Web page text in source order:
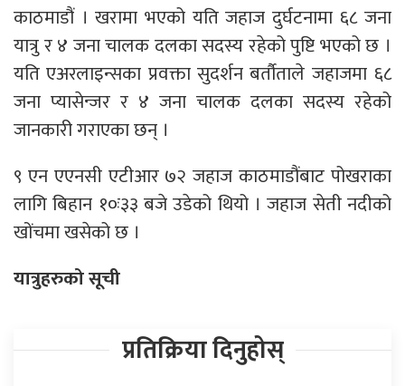
काठमाडौं । खरामा भएको यति जहाज दुर्घटनामा ६८ जना
यात्रु र ४ जना चालक दलका सदस्य रहेको पुष्टि भएको छ ।
यति एअरलाइन्सका प्रवक्ता सुदर्शन बर्तौताले जहाजमा ६८
जना प्यासेन्जर र ४ जना चालक दलका सदस्य रहेको
जानकारी गराएका छन् ।
९ एन एएनसी एटीआर ७२ जहाज काठमाडौंबाट पोखराका
लागि बिहान १०ः३३ बजे उडेको थियो । जहाज सेती नदीको
खोंचमा खसेको छ ।
यात्रुहरुको सूची
प्रतिक्रिया दिनुहोस्